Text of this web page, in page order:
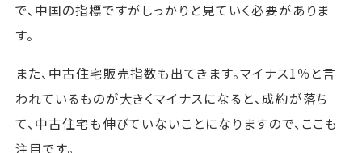
で、中国の指標ですがしっかりと見ていく必要がありま
す。
また、中古住宅販売指数も出てきます。マイナス1％と言
われているものが大きくマイナスになると、成約が落ち
て、中古住宅も伸びていないことになりますので、ここも
注目です。